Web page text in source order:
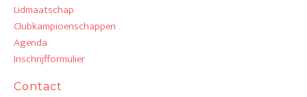
Lidmaatschap
Clubkampioenschappen
Agenda
Inschrijfformulier
Contact